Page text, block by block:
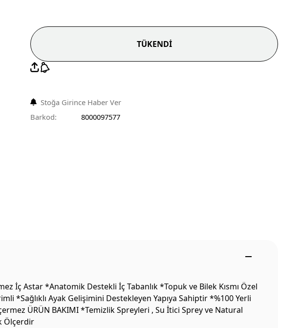
TÜKENDİ
Stoğa Girince Haber Ver
Barkod:
8000097577
İç Astar *Anatomik Destekli İç Tabanlık *Topuk ve Bilek Kısmı Özel
*Sağlıklı Ayak Gelişimini Destekleyen Yapıya Sahiptir *%100 Yerli
ÜRÜN BAKIMI *Temizlik Spreyleri , Su İtici Sprey ve Natural
Ölçerdir